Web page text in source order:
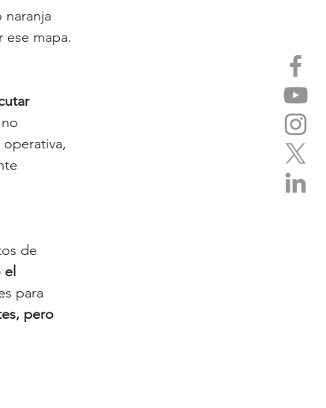
naranja
ese mapa.
de
para
pero